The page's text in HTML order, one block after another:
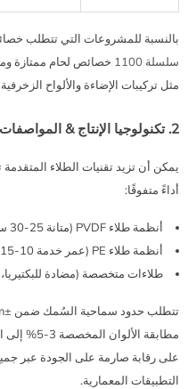
بالنسبة للمشروعات التي تتطلب
سلسلة 1100
خصائص لحام ممتازة
مثل تركيبات الإضاءة والألواح
2. تكنولوجيا الإنتاج & المواصفات
أداءً متفوقًا:
أنظمة طلاء PVDF (متانة 25-30 سنة)
أنظمة طلاء PE (عمر خدمة 10-15 سنة)
طلاءات متخصصة (مضادة
مطابقة
على رقابة صارمة على الجودة عبر
التطبيقات المعمارية.